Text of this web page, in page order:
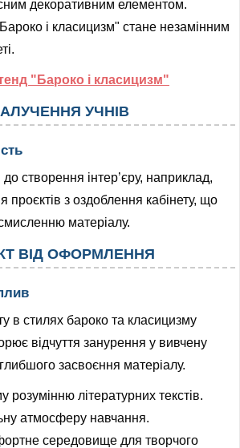
декоративним елементом.
і класицизм" стане незамінним
"Бароко і класицизм"
УЧНІВ
до створення інтер’єру, наприклад,
з оздоблення кабінету, що
матеріалу.
ВІД ОФОРМЛЕННЯ
в стилях бароко та класицизму
відчуття занурення у вивчену
засвоєння матеріалу.
літературних текстів.
атмосферу навчання.
середовище для творчого